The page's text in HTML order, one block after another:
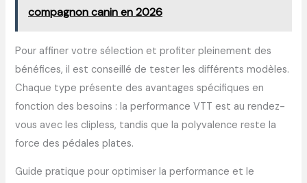
compagnon canin en 2026
Pour affiner votre sélection et profiter pleinement des
bénéfices, il est conseillé de tester les différents modèles.
Chaque type présente des avantages spécifiques en
fonction des besoins : la performance VTT est au rendez-
vous avec les clipless, tandis que la polyvalence reste la
force des pédales plates.
Guide pratique pour optimiser la performance et le